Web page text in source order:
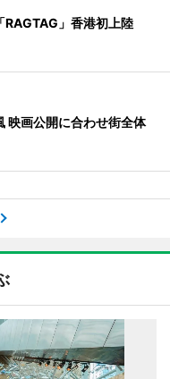
RAGTAG」香港初上陸
映画公開に合わせ街全体